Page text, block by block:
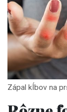
Zápal kĺbov na